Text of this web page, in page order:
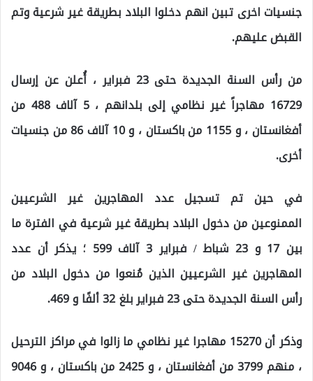
جنسيات اخرى تبين انهم دخلوا البلاد بطريقة غير شرعية وتم
القبض عليهم.
من رأس السنة الجديدة حتى 23 فبراير ، أُعلن عن إرسال
16729 مهاجراً غير نظامي إلى بلدانهم ، 5 آلاف 488 من
أفغانستان ، و 1155 من باكستان ، و 10 آلاف 86 من جنسيات
أخرى.
في حين تم تسجيل عدد المهاجرين غير الشرعيين
الممنوعين من دخول البلاد بطريقة غير شرعية في الفترة ما
بين 17 و 23 شباط / فبراير 3 آلاف 599 ؛ يذكر أن عدد
المهاجرين غير الشرعيين الذين مُنعوا من دخول البلاد من
رأس السنة الجديدة حتى 23 فبراير بلغ 32 ألفًا و 469.
وذكر أن 15270 مهاجرا غير نظامي ما زالوا في مراكز الترحيل
، منهم 3799 من أفغانستان ، و 2425 من باكستان ، و 9046